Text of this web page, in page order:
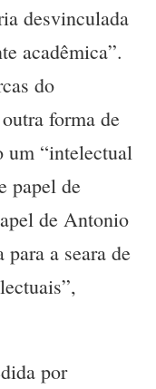
desvinculada
acadêmica”.
do
forma de
um “intelectual
papel de
de Antonio
a seara de
por